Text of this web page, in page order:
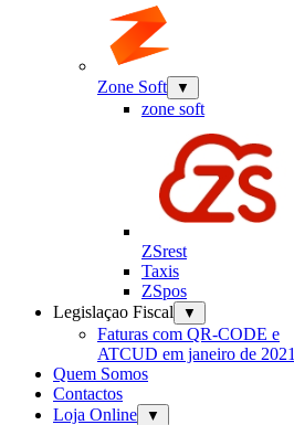
Zone Soft ▼
zone soft
ZSrest
Taxis
ZSpos
Legislaçao Fiscal
▼
Faturas com QR-CODE e
ATCUD em janeiro de 2021
Quem Somos
Contactos
Loja Online
▼